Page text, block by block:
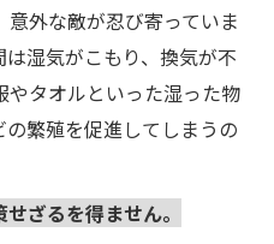
外な敵が忍び寄っていま
湿気がこもり、換気が不
やタオルといった湿った物
繁殖を促進してしまうの
ざるを得ません。